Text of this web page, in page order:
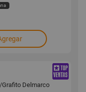
Grafito Delmarco